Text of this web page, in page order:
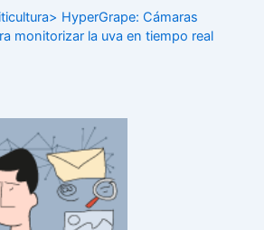
HyperGrape: Cámaras
monitorizar la uva en tiempo real